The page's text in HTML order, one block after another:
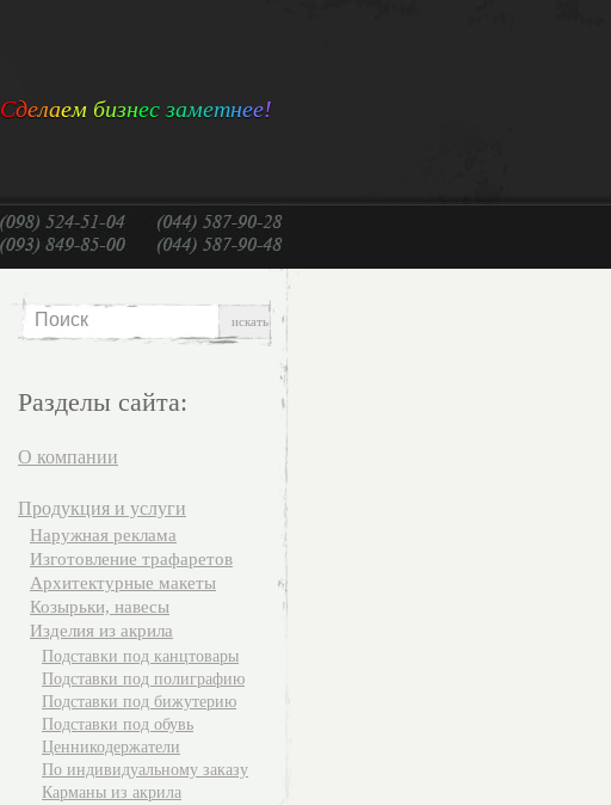
Сделаем бизнес заметнее!
Разделы сайта:
О компании
Продукция и услуги
Наружная реклама
Изготовление трафаретов
Архитектурные макеты
Козырьки, навесы
Изделия из акрила
Подставки под канцтовары
Подставки под полиграфию
Подставки под бижутерию
Подставки под обувь
Ценникодержатели
По индивидуальному заказу
Карманы из акрила